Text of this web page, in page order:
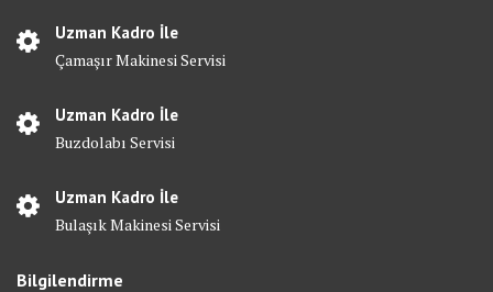
Uzman Kadro İle
Çamaşır Makinesi Servisi
Uzman Kadro İle
Buzdolabı Servisi
Uzman Kadro İle
Bulaşık Makinesi Servisi
Bilgilendirme